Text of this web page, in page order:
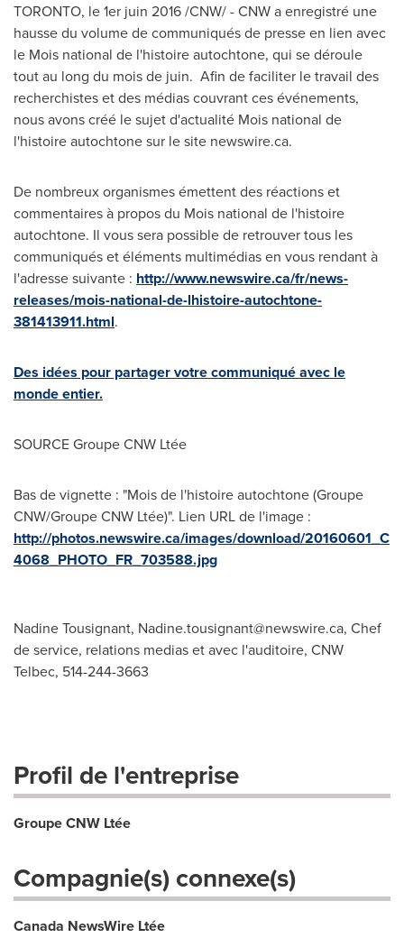
TORONTO, le 1er juin 2016 /CNW/ - CNW a enregistré une
hausse du volume de communiqués de presse en lien avec
le Mois national de l'histoire autochtone, qui se déroule
tout au long du mois de juin. Afin de faciliter le travail des
recherchistes et des médias couvrant ces événements,
nous avons créé le sujet d'actualité Mois national de
l'histoire autochtone sur le site newswire.ca.
De nombreux organismes émettent des réactions et
commentaires à propos du Mois national de l'histoire
autochtone. Il vous sera possible de retrouver tous les
communiqués et éléments multimédias en vous rendant à
l'adresse suivante : http://www.newswire.ca/fr/news-
releases/mois-national-de-lhistoire-autochtone-
381413911.html.
Des idées pour partager votre communiqué avec le
monde entier.
SOURCE Groupe CNW Ltée
Bas de vignette : "Mois de l'histoire autochtone (Groupe
CNW/Groupe CNW Ltée)". Lien URL de l'image :
http://photos.newswire.ca/images/download/20160601_C
4068_PHOTO_FR_703588.jpg
Nadine Tousignant, Nadine.tousignant@newswire.ca, Chef
de service, relations medias et avec l'auditoire, CNW
Telbec, 514-244-3663
Profil de l'entreprise
Groupe CNW Ltée
Compagnie(s) connexe(s)
Canada NewsWire Ltée